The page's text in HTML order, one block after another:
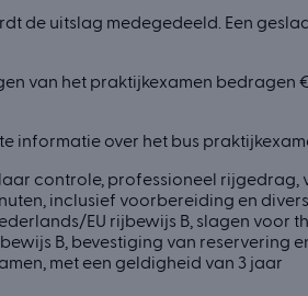
de uitslag medegedeeld. Een
van het praktijkexamen bedragen €
informatie over het bus
controle, professioneel
inclusief voorbereiding en
EU rijbewijs B, slagen
B, bevestiging van reservering
met een geldigheid van 3 jaar